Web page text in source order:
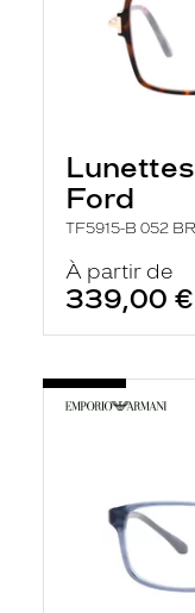
Ford
TF5915-B 052
À partir de
339,00 €